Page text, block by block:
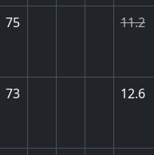
75 11.2
73 12.6